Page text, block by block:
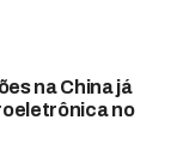
na China já
no